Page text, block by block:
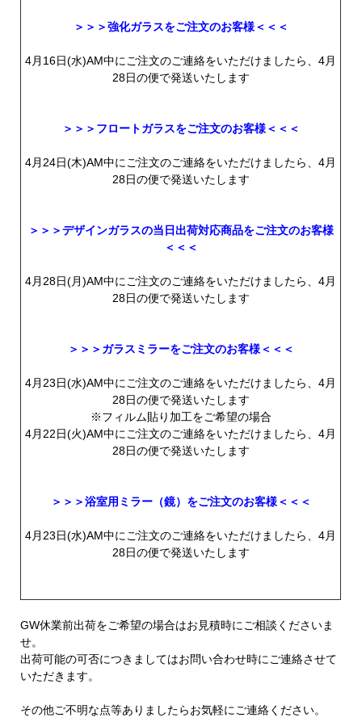
＞＞＞強化ガラスをご注文のお客様＜＜＜
4月16日(水)AM中にご注文のご連絡をいただけましたら、4月
28日の便で発送いたします
＞＞＞フロートガラスをご注文のお客様＜＜＜
4月24日(木)AM中にご注文のご連絡をいただけましたら、4月
28日の便で発送いたします
＞＞＞デザインガラスの当日出荷対応商品をご注文のお客様
＜＜＜
4月28日(月)AM中にご注文のご連絡をいただけましたら、4月
28日の便で発送いたします
＞＞＞ガラスミラーをご注文のお客様＜＜＜
4月23日(水)AM中にご注文のご連絡をいただけましたら、4月
28日の便で発送いたします
※フィルム貼り加工をご希望の場合
4月22日(火)AM中にご注文のご連絡をいただけましたら、4月
28日の便で発送いたします
＞＞＞浴室用ミラー（鏡）をご注文のお客様＜＜＜
4月23日(水)AM中にご注文のご連絡をいただけましたら、4月
28日の便で発送いたします
GW休業前出荷をご希望の場合はお見積時にご相談くださいま
せ。
出荷可能の可否につきましてはお問い合わせ時にご連絡させて
いただきます。
その他ご不明な点等ありましたらお気軽にご連絡ください。